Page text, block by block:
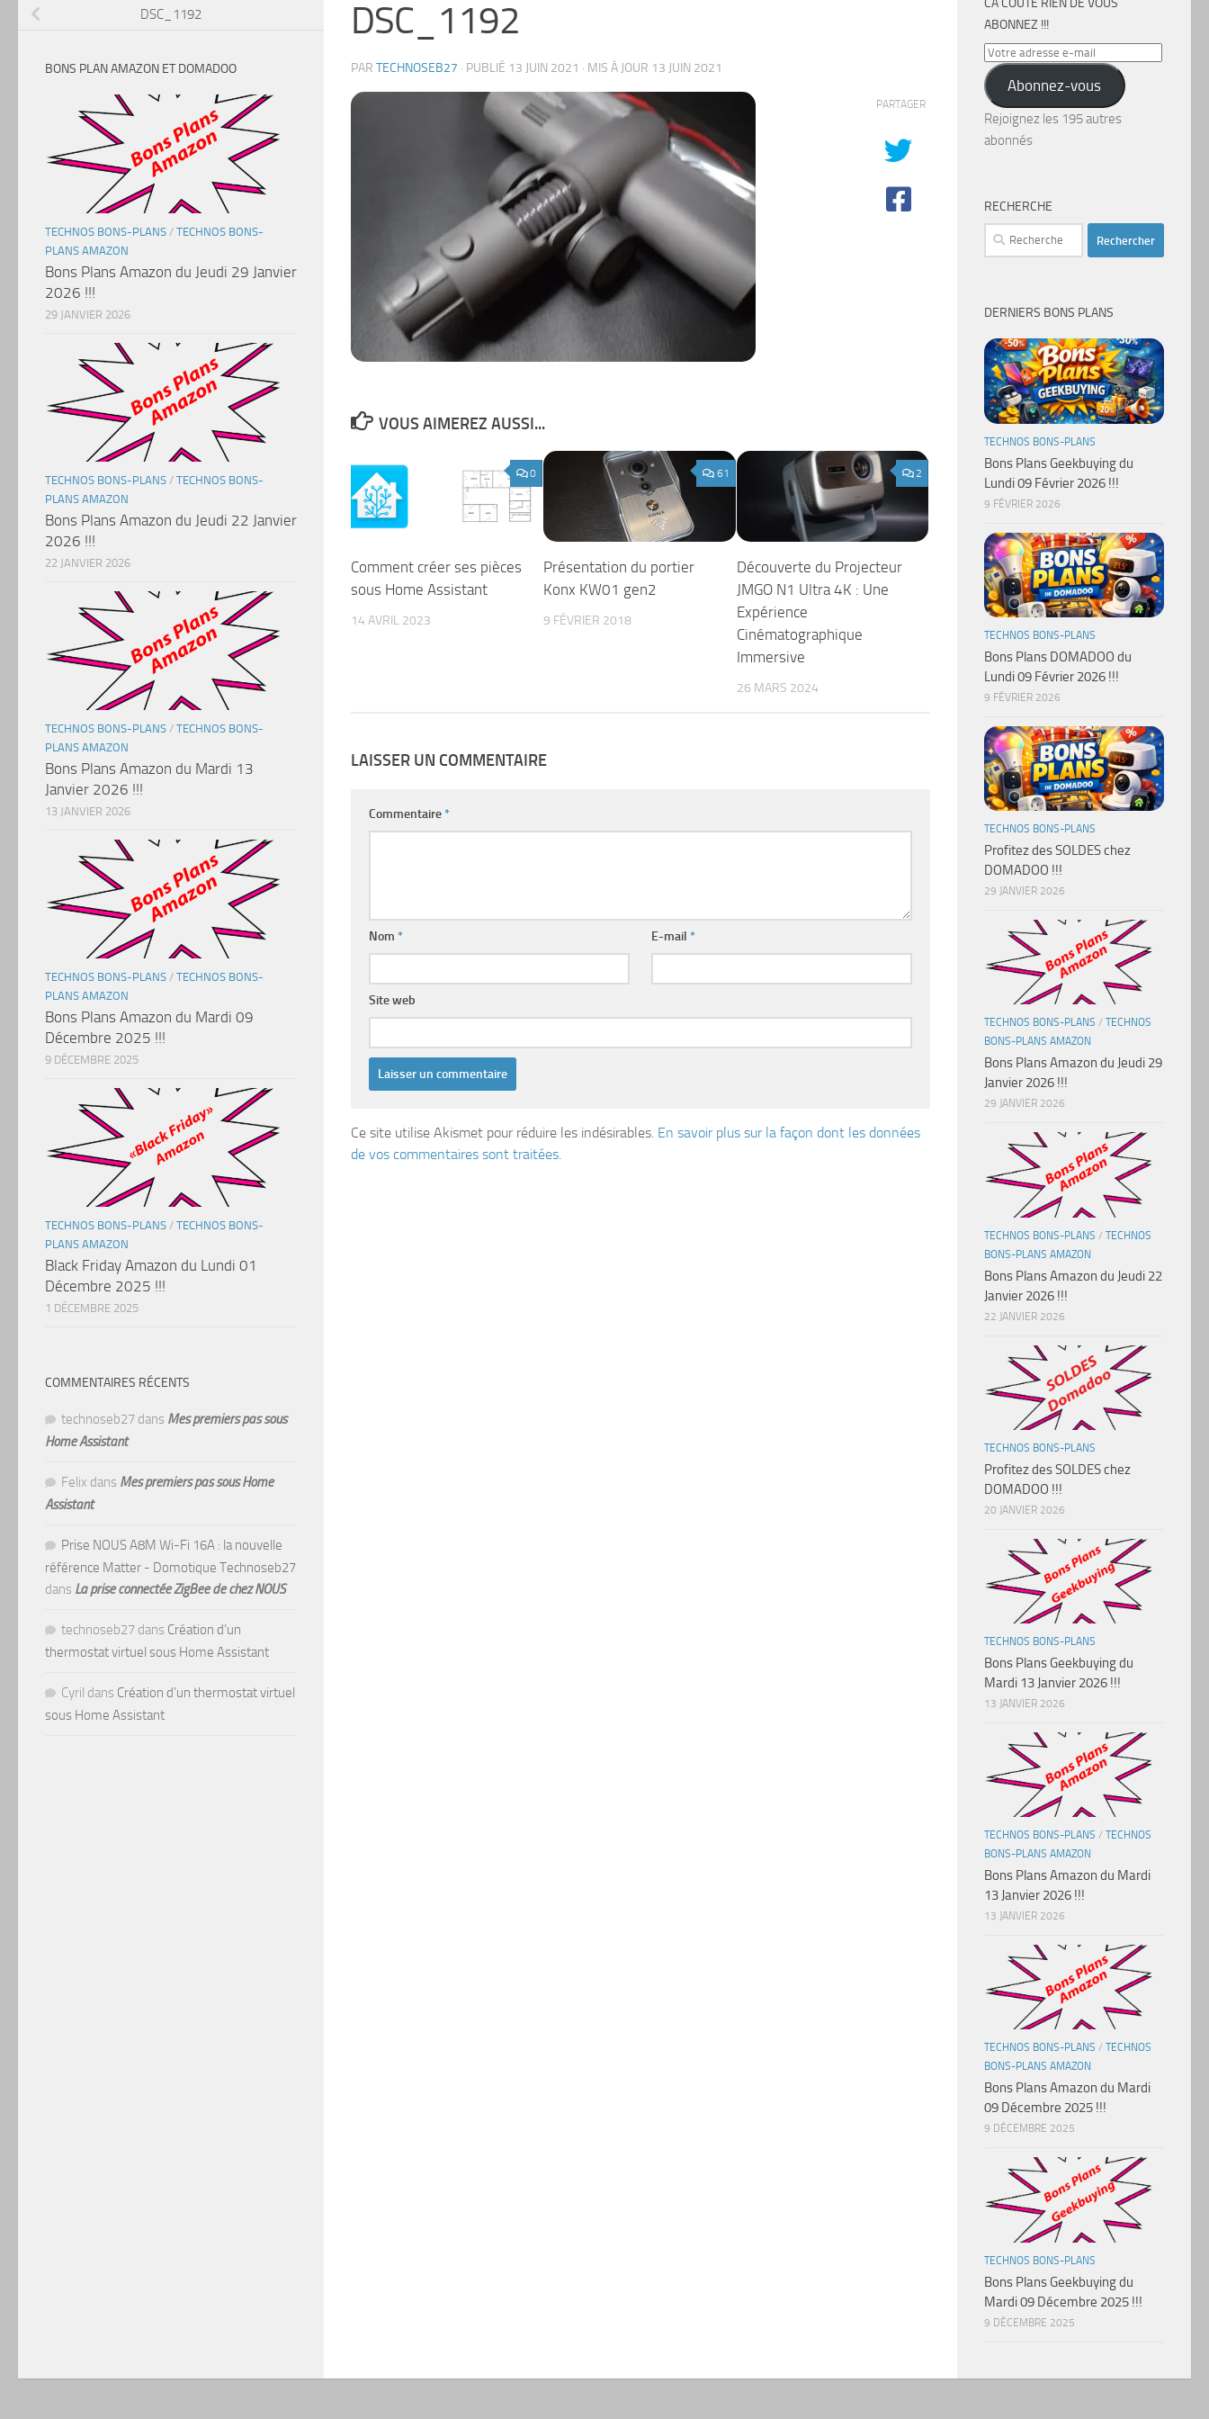
DSC_1192
PAR TECHNOSEB27 · PUBLIÉ 13 JUIN 2021 · MIS À JOUR 13 JUIN 2021
PARTAGER
VOUS AIMEREZ AUSSI...
0
Comment créer ses pièces
sous Home Assistant
14 AVRIL 2023
61
Présentation du portier
Konx KW01 gen2
9 FÉVRIER 2018
2
Découverte du Projecteur
JMGO N1 Ultra 4K : Une
Expérience
Cinématographique
Immersive
26 MARS 2024
LAISSER UN COMMENTAIRE
Commentaire*
Nom * E-mail*
Site web
Ce site utilise Akismet pour réduire les indésirables. En savoir plus sur la façon dont les données
de vos commentaires sont traitées
DSC_1192
BONS PLAN AMAZON ET DOMADOO
TECHNOS BONS-PLANS / TECHNOS BONS-
PLANS AMAZON
Bons Plans Amazon du Jeudi 29 Janvier
2026 !!!
29 JANVIER 2026
TECHNOS BONS-PLANS / TECHNOS BONS-
PLANS AMAZON
Bons Plans Amazon du Jeudi 22 Janvier
2026 !!!
22 JANVIER 2026
TECHNOS BONS-PLANS / TECHNOS BONS-
PLANS AMAZON
Bons Plans Amazon du Mardi 13
Janvier 2026 !!!
13 JANVIER 2026
TECHNOS BONS-PLANS / TECHNOS BONS-
PLANS AMAZON
Bons Plans Amazon du Mardi 09
Décembre 2025 !!!
9 DÉCEMBRE 2025
TECHNOS BONS-PLANS / TECHNOS BONS-
PLANS AMAZON
Black Friday Amazon du Lundi 01
Décembre 2025 !!!
1 DÉCEMBRE 2025
COMMENTAIRES RÉCENTS
technoseb27 dans Mes premiers pas sous
Home Assistant
Felix dans Mes premiers pas sous Home
Assistant
Prise NOUS A8M Wi-Fi 16A : la nouvelle
référence Matter - Domotique Technoseb27
dans La prise connectée ZigBee de chez NOUS
technoseb27 dans Création d’un
thermostat virtuel sous Home Assistant
Cyril dans Création d’un thermostat virtuel
sous Home Assistant
CA COÛTE RIEN DE VOUS
ABONNEZ !!!
Votre
adresse
e-
mail
Abonnez-vous
Rejoignez les 195 autres
abonnés
RECHERCHE
Rechercher :
DERNIERS BONS PLANS
TECHNOS BONS-PLANS
Bons Plans Geekbuying du
Lundi 09 Février 2026 !!!
9 FÉVRIER 2026
TECHNOS BONS-PLANS
Bons Plans DOMADOO du
Lundi 09 Février 2026 !!!
9 FÉVRIER 2026
TECHNOS BONS-PLANS
Profitez des SOLDES chez
DOMADOO !!!
29 JANVIER 2026
TECHNOS BONS-PLANS / TECHNOS
BONS-PLANS AMAZON
Bons Plans Amazon du Jeudi 29
Janvier 2026 !!!
29 JANVIER 2026
TECHNOS BONS-PLANS / TECHNOS
BONS-PLANS AMAZON
Bons Plans Amazon du Jeudi 22
Janvier 2026 !!!
22 JANVIER 2026
TECHNOS BONS-PLANS
Profitez des SOLDES chez
DOMADOO !!!
20 JANVIER 2026
TECHNOS BONS-PLANS
Bons Plans Geekbuying du
Mardi 13 Janvier 2026 !!!
13 JANVIER 2026
TECHNOS BONS-PLANS / TECHNOS
BONS-PLANS AMAZON
Bons Plans Amazon du Mardi
13 Janvier 2026 !!!
13 JANVIER 2026
TECHNOS BONS-PLANS / TECHNOS
BONS-PLANS AMAZON
Bons Plans Amazon du Mardi
09 Décembre 2025 !!!
9 DÉCEMBRE 2025
TECHNOS BONS-PLANS
Bons Plans Geekbuying du
Mardi 09 Décembre 2025 !!!
9 DÉCEMBRE 2025